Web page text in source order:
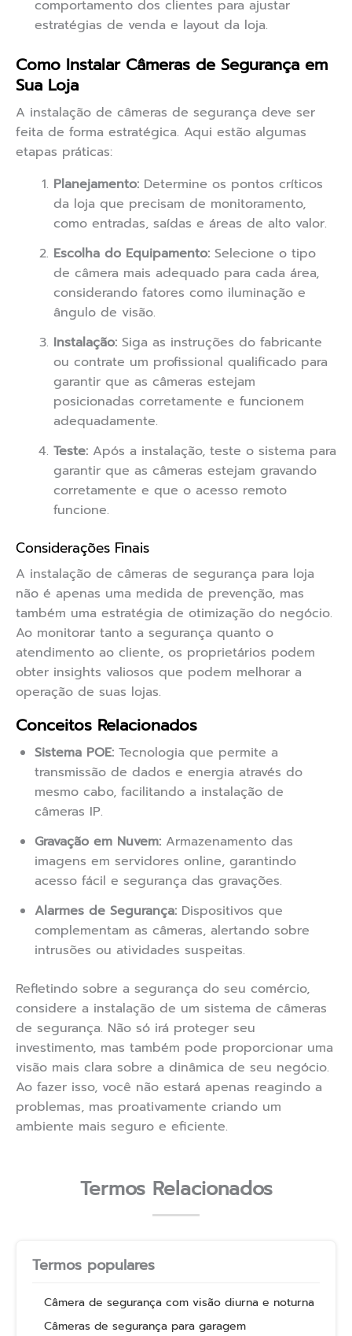
comportamento dos clientes para ajustar
estratégias de venda e layout da loja.
Como Instalar Câmeras de Segurança em
Sua Loja
A instalação de câmeras de segurança deve ser
feita de forma estratégica. Aqui estão algumas
etapas práticas:
Planejamento: Determine os pontos críticos
da loja que precisam de monitoramento,
como entradas, saídas e áreas de alto valor.
Escolha do Equipamento: Selecione o tipo
de câmera mais adequado para cada área,
considerando fatores como iluminação e
ângulo de visão.
Instalação: Siga as instruções do fabricante
ou contrate um profissional qualificado para
garantir que as câmeras estejam
posicionadas corretamente e funcionem
adequadamente.
Teste: Após a instalação, teste o sistema para
garantir que as câmeras estejam gravando
corretamente e que o acesso remoto
funcione.
Considerações Finais
A instalação de câmeras de segurança para loja
não é apenas uma medida de prevenção, mas
também uma estratégia de otimização do negócio.
Ao monitorar tanto a segurança quanto o
atendimento ao cliente, os proprietários podem
obter insights valiosos que podem melhorar a
operação de suas lojas.
Conceitos Relacionados
Sistema POE: Tecnologia que permite a
transmissão de dados e energia através do
mesmo cabo, facilitando a instalação de
câmeras IP.
Gravação em Nuvem: Armazenamento das
imagens em servidores online, garantindo
acesso fácil e segurança das gravações.
Alarmes de Segurança: Dispositivos que
complementam as câmeras, alertando sobre
intrusões ou atividades suspeitas.
Refletindo sobre a segurança do seu comércio,
considere a instalação de um sistema de câmeras
de segurança. Não só irá proteger seu
investimento, mas também pode proporcionar uma
visão mais clara sobre a dinâmica de seu negócio.
Ao fazer isso, você não estará apenas reagindo a
problemas, mas proativamente criando um
ambiente mais seguro e eficiente.
Termos Relacionados
Termos populares
Câmera de segurança com visão diurna e noturna
Câmeras de segurança para garagem